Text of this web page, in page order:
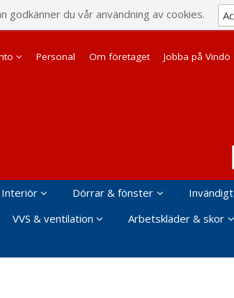
godkänner du vår användning av cookies.
Personal Om företaget Jobba på Vindö
Interiör Dörrar & fönster Invändigt
VVS & ventilation Arbetskläder & skor